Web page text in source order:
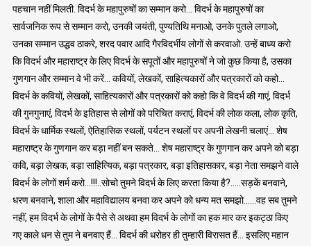
पहचान नहीं मिलती. विदर्भ के महापुरुषों का सम्मान करो… विदर्भ के महापुरुषों का
सार्वजनिक रूप से सम्मान करो, उनकी जयंती, पुण्यतिथि मनाओ, उनके पुतले लगाओ,
उनका सम्मान उद्धव ठाकरे, शरद पवार आदि गैरविदर्भीय लोगों से करवाओ. उन्हें बाध्य करो
कि विदर्भ और महाराष्ट्र के लिए विदर्भ के सपूतों और महापुरुषों ने जो कुछ किया है, उसका
गुणगान और सम्मान वे भी करें… कवियों, लेखकों, साहित्यकारों और पत्रकारों को कहो…
विदर्भ के कवियों, लेखकों, साहित्यकारों और पत्रकारों को कहो कि वे विदर्भ की गाएं, विदर्भ
की गुनगुनाएं, विदर्भ के इतिहास से लोगों को परिचित कराएं, विदर्भ की लोक कला, लोक कृति,
विदर्भ के धार्मिक स्थलों, ऐतिहासिक स्थलों, पर्यटन स्थलों पर अपनी लेखनी चलाएं… शेष
महाराष्ट्र के गुणगान कर बड़ा नहीं बन सकते… शेष महाराष्ट्र के गुणगान कर अपने को बड़ा
कवि, बड़ा लेखक, बड़ा साहित्यिक, बड़ा पत्रकार, बड़ा इतिहासकार, बड़ा नेता समझने वाले
विदर्भ के लोगों शर्म करो…!!!..सोचो तुमने विदर्भ के लिए करता किया है?…..सड़कें बनवाने,
धरण बनवाने, शाला और महाविद्यालय बनवा कर अपने को धन्य मत समझो……वह सब तुमने
नहीं, हम विदर्भ के लोगों के पैसे से अथवा हम विदर्भ के लोगों का हक मार कर इकट्ठा किए
गए काले धन से तुम ने बनवाए हैं… विदर्भ की धरोहर ही तुम्हारी विरासत हैं… इसलिए महान